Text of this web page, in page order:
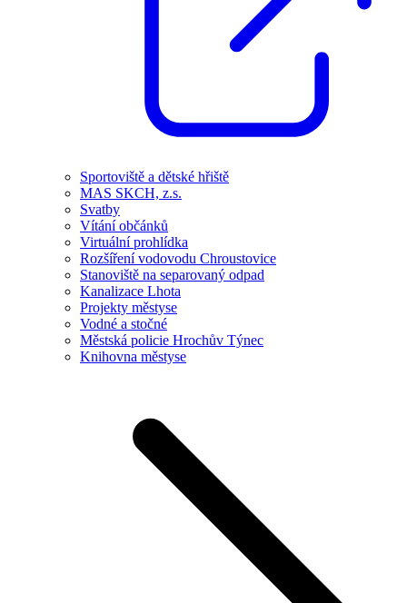
Sportoviště a dětské hřiště
MAS SKCH, z.s.
Svatby
Vítání občánků
Virtuální prohlídka
Rozšíření vodovodu Chroustovice
Stanoviště na separovaný odpad
Kanalizace Lhota
Projekty městyse
Vodné a stočné
Městská policie Hrochův Týnec
Knihovna městyse